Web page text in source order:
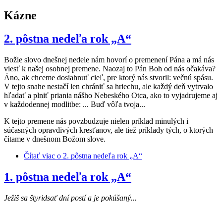
Kázne
2. pôstna nedeľa rok „A“
Božie slovo dnešnej nedele nám hovorí o premenení Pána a má nás
viesť k našej osobnej premene. Naozaj to Pán Boh od nás očakáva?
Áno, ak chceme dosiahnuť cieľ, pre ktorý nás stvoril: večnú spásu.
V tejto snahe nestačí len chrániť sa hriechu, ale každý deň vytrvalo
hľadať a plniť priania nášho Nebeského Otca, ako to vyjadrujeme aj
v každodennej modlitbe: ... Buď vôľa tvoja...
K tejto premene nás povzbudzuje nielen príklad minulých i
súčasných opravdivých kresťanov, ale tiež príklady tých, o ktorých
čítame v dnešnom Božom slove.
Čítať viac o 2. pôstna nedeľa rok „A“
1. pôstna nedeľa rok „A“
Ježiš sa štyridsať dní postí a je pokúšaný...